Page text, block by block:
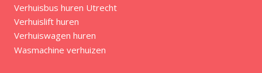
Verhuisbus huren Utrecht
Verhuislift huren
Verhuiswagen huren
Wasmachine verhuizen